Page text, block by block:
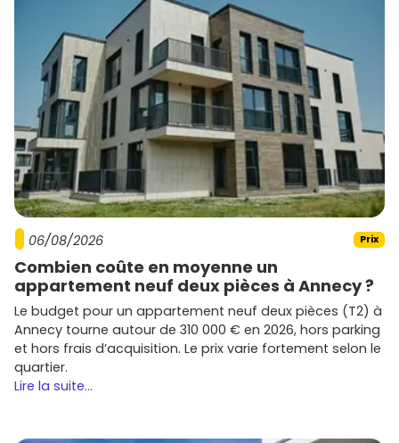
06/08/2026 Prix
Combien coûte en moyenne un
appartement neuf deux pièces à Annecy ?
Le budget pour un appartement neuf deux pièces (T2) à
Annecy tourne autour de 310 000 € en 2026, hors parking
et hors frais d’acquisition. Le prix varie fortement selon le
quartier.
Lire la suite...